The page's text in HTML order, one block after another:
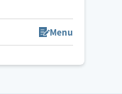
くお客様にお
受けてみてほ
願いいたしま
Menu